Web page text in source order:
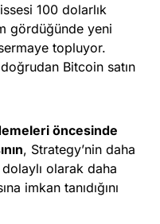
100 dolarlık
gördüğünde yeni
topluyor.
Bitcoin satın
öncesinde
, Strategy’nin daha
olarak daha
imkan tanıdığını